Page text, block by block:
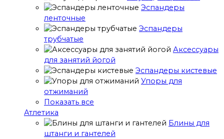
Эспандеры
ленточные
Эспандеры
трубчатые
Аксессуары
для занятий йогой
Эспандеры кистевые
Упоры для
отжиманий
Показать все
Атлетика
Блины для
штанги и гантелей